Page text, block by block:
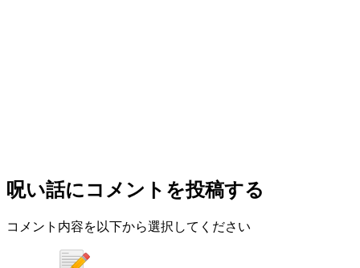
呪い話にコメントを投稿する
コメント内容を以下から選択してください